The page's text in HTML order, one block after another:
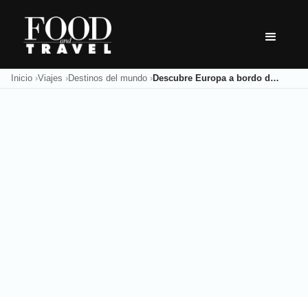
content
Inicio Viajes Destinos del mundo Descubre Europa a bordo de Celebrity Cruises